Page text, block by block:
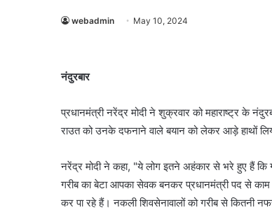
webadmin May 10, 2024
नंदुरबार
प्रधानमंत्री नरेंद्र मोदी ने शुक्रवार को महाराष्ट्र के
राउत को उनके दफनाने वाले बयान को लेकर आड़े हाथों
नरेंद्र मोदी ने कहा, "ये लोग इतने अहंकार से भरे हुए हैं कि
गरीब का बेटा आपका सेवक बनकर प्रधानमंत्री पद से काम कर
कर पा रहे हैं। नकली शिवसेनावालों को गरीब से कितनी